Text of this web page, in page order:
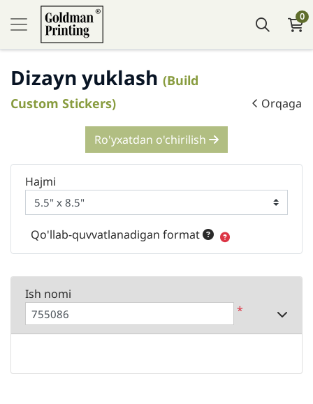
0
Dizayn yuklash (Build
Custom Stickers)
Orqaga
Ro'yxatdan o'chirilish
Hajmi
Qo'llab-quvvatlanadigan format
Ish nomi
*